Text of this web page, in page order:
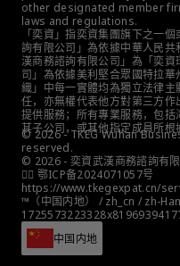
other designated member
laws and regulations.
「奕資」指奕資集團旗下之一
詢有限公司」為依據中華人民
漢商務諮詢有限公司」為「奕
司」為依據美利堅合眾國特拉
織」中每一實體均為獨立法律
任，亦無權代表他方對第三方
提供服務；所有專業服務，包括
其子公司，或其他指定成員所根
© 2026 - TKEG Wuhan
reserved.
© 2026 - 奕資武漢商務諮詢有限
👮‍♀️ 鄂ICP备2024071057号
https://www.tkegexpat.cn/
™（中国内地） / zh_cn / zh-
中国内地